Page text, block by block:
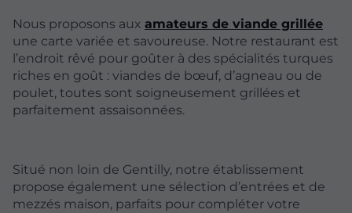
Nous proposons aux amateurs de viande grillée
une carte variée et savoureuse. Notre restaurant est
l’endroit rêvé pour goûter à des spécialités turques
riches en goût : viandes de bœuf, d’agneau ou de
poulet, toutes sont soigneusement grillées et
parfaitement assaisonnées.
Situé non loin de Gentilly, notre établissement
propose également une sélection d’entrées et de
mezzés maison, parfaits pour compléter votre